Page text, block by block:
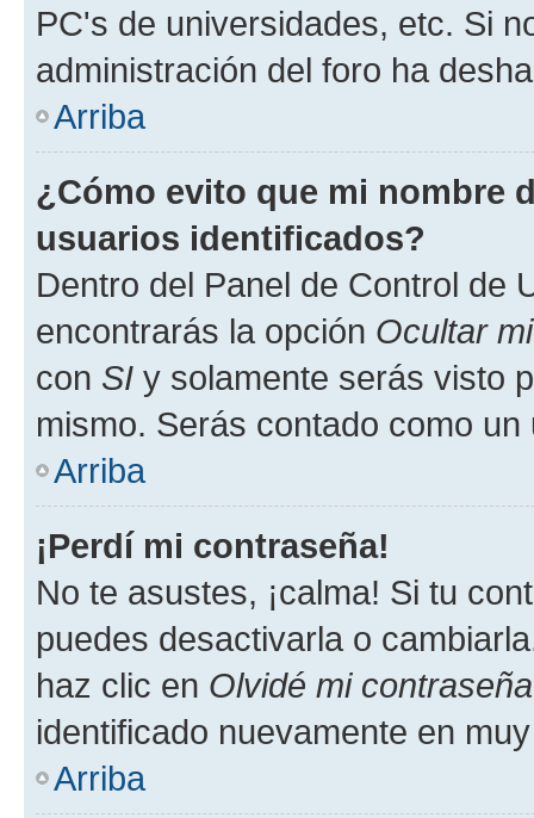
PC's de universidades, etc. Si
administración del foro ha
Arriba
¿Cómo evito que mi nombre
usuarios identificados?
Dentro del Panel de Control de
encontrarás la opción Ocultar
con SI y solamente serás visto
mismo. Serás contado como un
Arriba
¡Perdí mi contraseña!
No te asustes, ¡calma! Si tu
puedes desactivarla o
haz clic en Olvidé mi contraseña
identificado nuevamente en
Arriba